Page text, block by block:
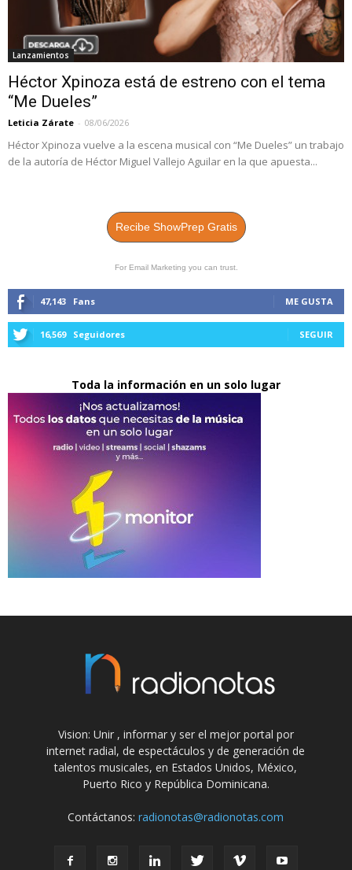
Lanzamientos
Héctor Xpinoza está de estreno con el tema
“Me Dueles”
Leticia Zárate - 08/06/2026
Héctor Xpinoza vuelve a la escena musical con “Me Dueles” un trabajo
de la autoría de Héctor Miguel Vallejo Aguilar en la que apuesta...
Recibe ShowPrep Gratis
For Email Marketing you can trust.
47,143 Fans ME GUSTA
16,569 Seguidores SEGUIR
Toda la información en un solo lugar
Vision: Unir , informar y ser el mejor portal por
internet radial, de espectáculos y de generación de
talentos musicales, en Estados Unidos, México,
Puerto Rico y República Dominicana.
Contáctanos:radionotas@radionotas.com